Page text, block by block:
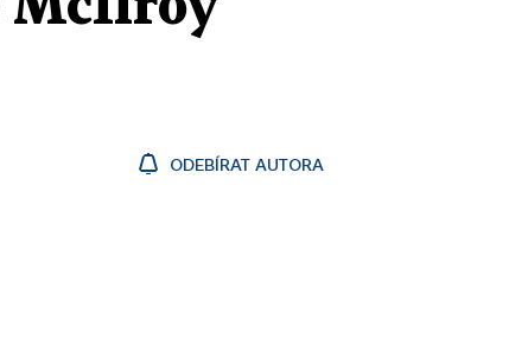
ODEBÍRAT AUTORA